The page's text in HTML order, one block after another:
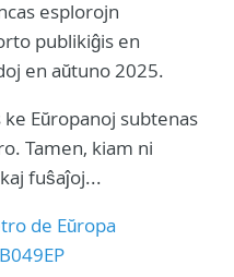
esplorojn
publikiĝis en
en aŭtuno 2025.
Eŭropanoj subtenas
Tamen, kiam ni
fuŝaĵoj...
de Eŭropa